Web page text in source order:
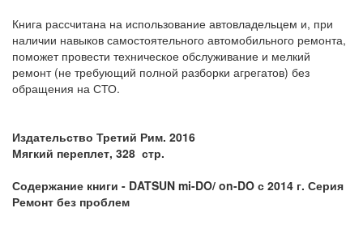
Книга рассчитана на использование автовладельцем и, при
наличии навыков самостоятельного автомобильного ремонта,
поможет провести техническое обслуживание и мелкий
ремонт (не требующий полной разборки агрегатов) без
обращения на СТО.
Издательство Третий Рим. 2016
Мягкий переплет, 328 стр.
Содержание книги - DATSUN mi-DO/ on-DO с 2014 г. Серия
Ремонт без проблем